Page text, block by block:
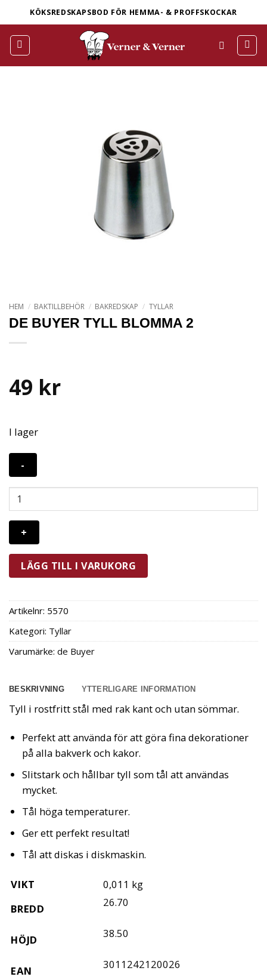
to
content
KÖKSREDSKAPSBOD FÖR HEMMA- & PROFFSKOCKAR
HEM / BAKTILLBEHÖR / BAKREDSKAP / TYLLAR
DE BUYER TYLL BLOMMA 2
49 kr
I lager
De
Buyer
Tyll
Blomma
2
mängd
LÄGG TILL I VARUKORG
Artikelnr: 5570
Kategori: Tyllar
Varumärke: de Buyer
BESKRIVNING YTTERLIGARE INFORMATION
Tyll i rostfritt stål med rak kant och utan sömmar.
Perfekt att använda för att göra fina dekorationer
på alla bakverk och kakor.
Slitstark och hållbar tyll som tål att användas
mycket.
Tål höga temperaturer.
Ger ett perfekt resultat!
Tål att diskas i diskmaskin.
VIKT
0,011 kg
BREDD
26.70
HÖJD 38.50
EAN 3011242120026